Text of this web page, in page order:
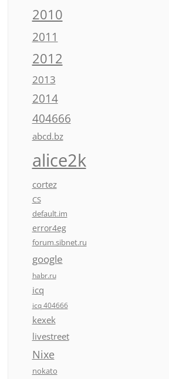
2010
2011
2012
2013
2014
404666
abcd.bz
alice2k
cortez
CS
default.im
error4eg
forum.sibnet.ru
google
habr.ru
icq
icq 404666
kexek
livestreet
Nixe
nokato